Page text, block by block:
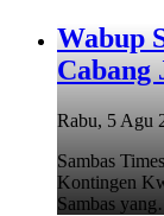
Wabup
Cabang
Rabu, 5 Agu
Sambas
Kontingen
Sambas